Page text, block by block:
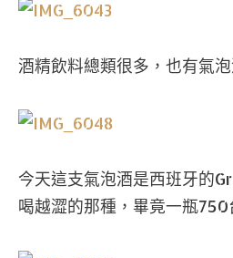
酒精飲料總類很多，也有氣泡
今天這支氣泡酒是西班牙的
喝越澀的那種，畢竟一瓶750